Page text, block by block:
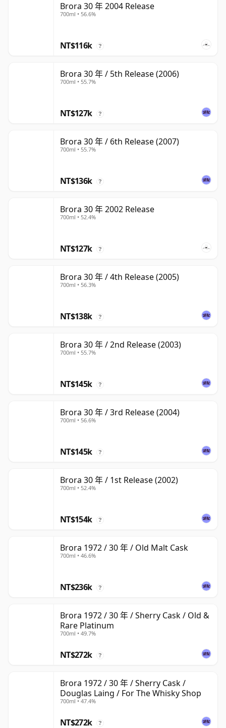
Brora 30 年 2004 Release
700ml • 56.6%
NT$116k ?
Brora 30 年 / 5th Release (2006)
700ml • 55.7%
NT$127k ?
Brora 30 年 / 6th Release (2007)
700ml • 55.7%
NT$136k ?
Brora 30 年 2002 Release
700ml • 52.4%
NT$127k ?
Brora 30 年 / 4th Release (2005)
700ml • 56.3%
NT$138k ?
Brora 30 年 / 2nd Release (2003)
700ml • 55.7%
NT$145k ?
Brora 30 年 / 3rd Release (2004)
700ml • 56.6%
NT$145k ?
Brora 30 年 / 1st Release (2002)
700ml • 52.4%
NT$154k ?
Brora 1972 / 30 年 / Old Malt Cask
700ml • 46.6%
NT$236k ?
Brora 1972 / 30 年 / Sherry Cask / Old &
Rare Platinum
700ml • 49.7%
NT$272k ?
Brora 1972 / 30 年 / Sherry Cask /
Douglas Laing / For The Whisky Shop
700ml • 47.4%
NT$272k ?